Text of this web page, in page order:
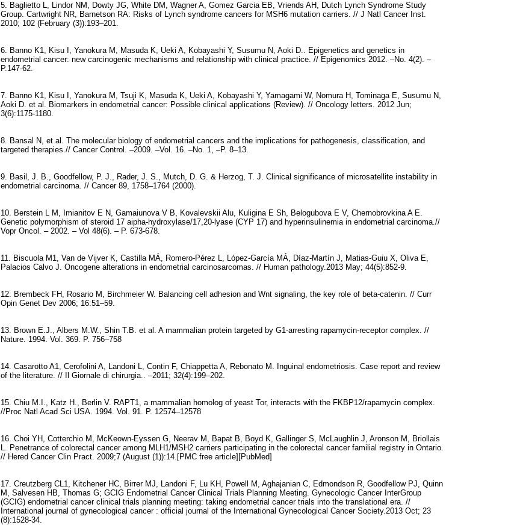
5. Baglietto L, Lindor NM, Dowty JG, White DM, Wagner A, Gomez Garcia EB, Vriends AH, Dutch Lynch Syndrome Study
Group. Cartwright NR, Barnetson RA: Risks of Lynch syndrome cancers for MSH6 mutation carriers. // J Natl Cancer Inst.
2010; 102 (February (3)):193–201.
6. Banno K1, Kisu I, Yanokura M, Masuda K, Ueki A, Kobayashi Y, Susumu N, Aoki D.. Epigenetics and genetics in
endometrial cancer: new carcinogenic mechanisms and relationship with clinical practice. // Epigenomics 2012. –No. 4(2). –
P.147-62.
7. Banno K1, Kisu I, Yanokura M, Tsuji K, Masuda K, Ueki A, Kobayashi Y, Yamagami W, Nomura H, Tominaga E, Susumu N,
Aoki D. et al. Biomarkers in endometrial cancer: Possible clinical applications (Review). // Oncology letters. 2012 Jun;
3(6):1175-1180.
8. Bansal N, et al. The molecular biology of endometrial cancers and the implications for pathogenesis, classification, and
targeted therapies.// Cancer Control. –2009. –Vol. 16. –No. 1, –P. 8–13.
9. Basil, J. B., Goodfellow, P. J., Rader, J. S., Mutch, D. G. & Herzog, T. J. Clinical significance of microsatellite instability in
endometrial carcinoma. // Cancer 89, 1758–1764 (2000).
10. Berstein L M, Imianitov E N, Gamaiunova V B, Kovalevskii Alu, Kuligina E Sh, Belogubova E V, Chernobrovkina A E.
Genetic polymorphism of steroid 17 aipha-hydroxylase/17,20-lyase (CYP 17) and hyperinsulinemia in endometrial carcinoma.//
Vopr Oncol. – 2002. – Vol 48(6). – P. 673-678.
11. Biscuola M1, Van de Vijver K, Castilla MÁ, Romero-Pérez L, López-García MÁ, Díaz-Martín J, Matias-Guiu X, Oliva E,
Palacios Calvo J. Oncogene alterations in endometrial carcinosarcomas. // Human pathology.2013 May; 44(5):852-9.
12. Brembeck FH, Rosario M, Birchmeier W. Balancing cell adhesion and Wnt signaling, the key role of beta-catenin. // Curr
Opin Genet Dev 2006; 16:51–59.
13. Brown E.J., Albers M.W., Shin T.B. et al. A mammalian protein targeted by G1-arresting rapamycin-receptor complex. //
Nature. 1994. Vol. 369. P. 756–758
14. Casarotto A1, Cerofolini A, Landoni L, Contin F, Chiappetta A, Rebonato M. Inguinal endometriosis. Case report and review
of the literature. // Il Giornale di chirurgia.. –2011; 32(4):199–202.
15. Chiu M.I., Katz H., Berlin V. RAPT1, a mammalian homolog of yeast Tor, interacts with the FKBP12/rapamycin complex.
//Proc Natl Acad Sci USA. 1994. Vol. 91. P. 12574–12578
16. Choi YH, Cotterchio M, McKeown-Eyssen G, Neerav M, Bapat B, Boyd K, Gallinger S, McLaughlin J, Aronson M, Briollais
L. Penetrance of colorectal cancer among MLH1/MSH2 carriers participating in the colorectal cancer familial registry in Ontario.
// Hered Cancer Clin Pract. 2009;7 (August (1)):14.[PMC free article][PubMed]
17. Creutzberg CL1, Kitchener HC, Birrer MJ, Landoni F, Lu KH, Powell M, Aghajanian C, Edmondson R, Goodfellow PJ, Quinn
M, Salvesen HB, Thomas G; GCIG Endometrial Cancer Clinical Trials Planning Meeting. Gynecologic Cancer InterGroup
(GCIG) endometrial cancer clinical trials planning meeting: taking endometrial cancer trials into the translational era. //
International journal of gynecological cancer : official journal of the International Gynecological Cancer Society.2013 Oct; 23
(8):1528-34.